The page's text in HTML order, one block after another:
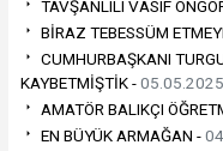
TAVŞANLILI VASIF
BİRAZ TEBESSÜM
CUMHURBAŞKANI
KAYBETMİŞTİK -05.05.2025
AMATÖR BALIKÇI
EN BÜYÜK ARMAĞAN -